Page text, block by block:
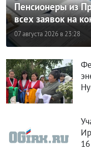
Пенсионеры из
всех заявок на
07 августа 2026 в 23:28